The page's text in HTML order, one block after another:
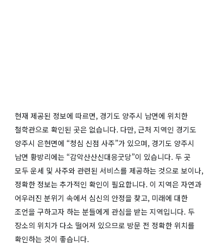
현재 제공된 정보에 따르면, 경기도 양주시 남면에 위치한
철학관으로 확인된 곳은 없습니다. 다만, 근처 지역인 경기도
양주시 은현면에 “청심 신점 사주”가 있으며, 경기도 양주시
남면 황방리에는 “감악산산신대응굿당”이 있습니다. 두 곳
모두 운세 및 사주와 관련된 서비스를 제공하는 것으로 보이나,
정확한 정보는 추가적인 확인이 필요합니다. 이 지역은 자연과
어우러진 분위기 속에서 심신의 안정을 찾고, 미래에 대한
조언을 구하고자 하는 분들에게 관심을 받는 지역입니다. 두
장소의 위치가 다소 떨어져 있으므로 방문 전 정확한 위치를
확인하는 것이 좋습니다.